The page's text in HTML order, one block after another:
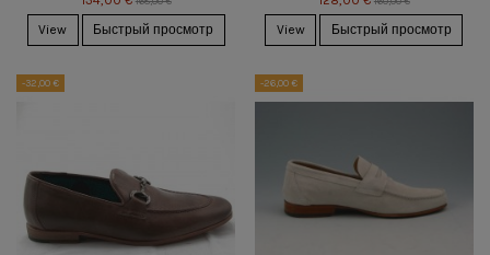
View Быстрый просмотр View Быстрый просмотр
-32,00 € -26,00 €